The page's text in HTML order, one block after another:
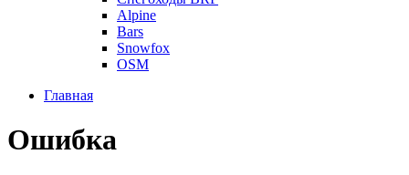
Alpine
Bars
Snowfox
OSM
Главная
Ошибка